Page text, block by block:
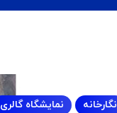
نگارخانه نمایشگاه گالری